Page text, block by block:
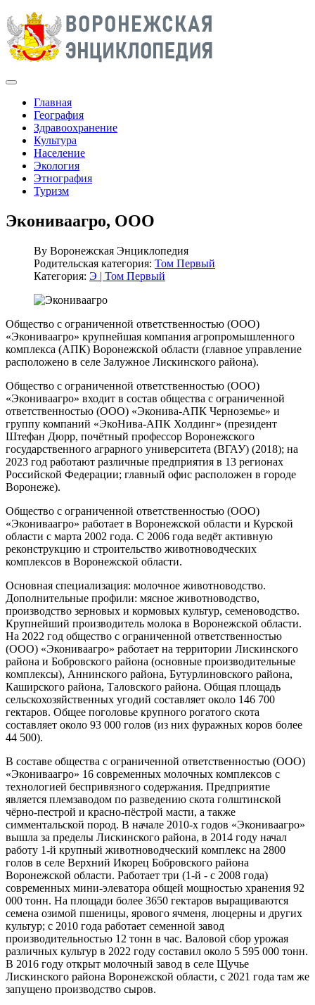
Главная
География
Здравоохранение
Культура
Население
Экология
Этнография
Туризм
Экониваагро, ООО
By Воронежская Энциклопедия
Родительская категория: Том Первый
Категория: Э | Том Первый
Общество с ограниченной ответственностью (ООО)
«Экониваагро» крупнейшая компания агропромышленного
комплекса (АПК) Воронежской области (главное управление
расположено в селе Залужное Лискинского района).
Общество с ограниченной ответственностью (ООО)
«Экониваагро» входит в состав общества с ограниченной
ответственностью (ООО) «Эконива-АПК Черноземье» и
группу компаний «ЭкоНива-АПК Холдинг» (президент
Штефан Дюрр, почётный профессор Воронежского
государственного аграрного университета (ВГАУ) (2018); на
2023 год работают различные предприятия в 13 регионах
Российской Федерации; главный офис расположен в городе
Воронеже).
Общество с ограниченной ответственностью (ООО)
«Экониваагро» работает в Воронежской области и Курской
области с марта 2002 года. С 2006 года ведёт активную
реконструкцию и строительство животноводческих
комплексов в Воронежской области.
Основная специализация: молочное животноводство.
Дополнительные профили: мясное животноводство,
производство зерновых и кормовых культур, семеноводство.
Крупнейший производитель молока в Воронежской области.
На 2022 год общество с ограниченной ответственностью
(ООО) «Экониваагро» работает на территории Лискинского
района и Бобровского района (основные производительные
комплексы), Аннинского района, Бутурлиновского района,
Каширского района, Таловского района. Общая площадь
сельскохозяйственных угодий составляет около 146 700
гектаров. Общее поголовье крупного рогатого скота
составляет около 93 000 голов (из них фуражных коров более
44 500).
В составе общества с ограниченной ответственностью (ООО)
«Экониваагро» 16 современных молочных комплексов с
технологией беспривязного содержания. Предприятие
является племзаводом по разведению скота голштинской
чёрно-пестрой и красно-пёстрой масти, а также
симментальской пород. В начале 2010-х годов «Экониваагро»
вышла за пределы Лискинского района, в 2014 году начал
работу 1-й крупный животноводческий комплекс на 2800
голов в селе Верхний Икорец Бобровского района
Воронежской области. Работает три (1-й - с 2008 года)
современных мини-элеватора общей мощностью хранения 92
000 тонн. На площади более 3650 гектаров выращиваются
семена озимой пшеницы, ярового ячменя, люцерны и других
культур; с 2010 года работает семенной завод
производительностью 12 тонн в час. Валовой сбор урожая
различных культур в 2022 году составил около 5 595 000 тонн.
В 2016 году открыт молочный завод в селе Щучье
Лискинского района Воронежской области, с 2021 года там же
запущено производство сыров.